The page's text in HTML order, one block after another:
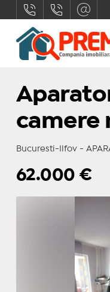
camere
Bucuresti-Ilfov -
62.000€